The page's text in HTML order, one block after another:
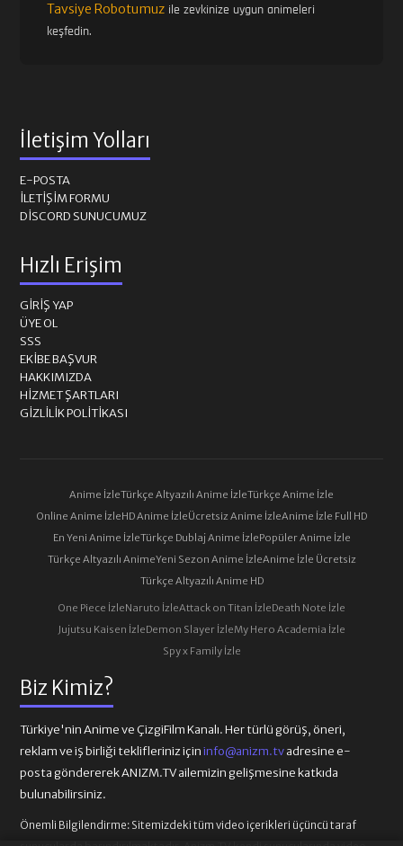
Tavsiye Robotumuz ile zevkinize uygun animeleri
keşfedin.
Biz Kimiz?
Türkiye'nin Anime ve ÇizgiFilm Kanalı. Her türlü görüş, öneri,
reklam ve iş birliği teklifleriniz içininfo@anizm.tvadresine e-
posta göndererek ANIZM.TV ailemizin gelişmesine katkıda
bulunabilirsiniz.
Önemli Bilgilendirme: Sitemizdeki tüm video içerikleri üçüncü taraf
İletişim Yolları
E-POSTA
İLETIŞIM FORMU
DISCORD SUNUCUMUZ
Hızlı Erişim
GIRIŞ YAP
ÜYE OL
SSS
EKIBE BAŞVUR
HAKKIMIZDA
HIZMET ŞARTLARI
GIZLILIK POLITIKASI
Anime İzleTürkçe Altyazılı Anime İzleTürkçe Anime İzle
Online Anime İzleHD Anime İzleÜcretsiz Anime İzleAnime İzle Full HD
En Yeni Anime İzleTürkçe Dublaj Anime İzlePopüler Anime İzle
Türkçe Altyazılı AnimeYeni Sezon Anime İzleAnime İzle Ücretsiz
Türkçe Altyazılı Anime HD
One Piece İzleNaruto İzleAttack on Titan İzleDeath Note İzle
Jujutsu Kaisen İzleDemon Slayer İzleMy Hero Academia İzle
Spy x Family İzle